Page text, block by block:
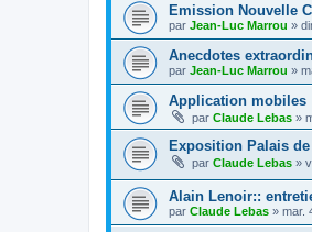
Emission Nouvelle
par Jean-Luc Marrou »
Anecdotes
par Jean-Luc Marrou »
Application mobiles
par Claude Lebas »
Exposition Palais
par Claude Lebas »
Alain Lenoir::
par Claude Lebas » mar.